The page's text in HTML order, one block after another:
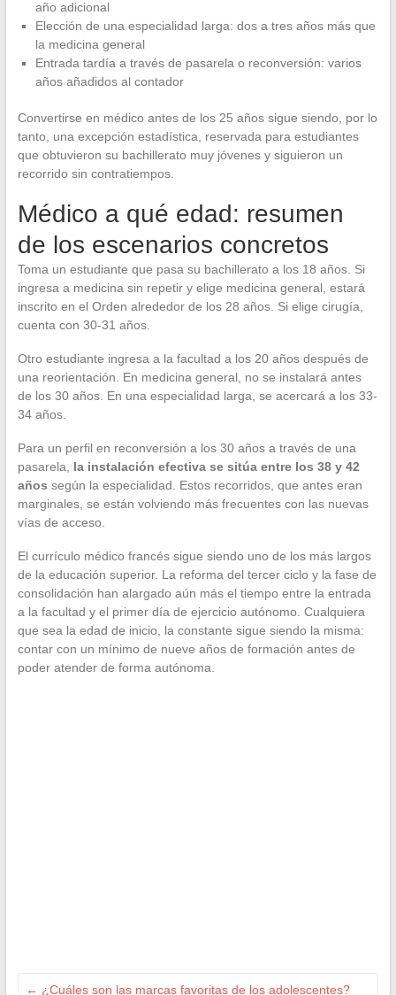
año adicional
Elección de una especialidad larga: dos a tres años más que
la medicina general
Entrada tardía a través de pasarela o reconversión: varios
años añadidos al contador
Convertirse en médico antes de los 25 años sigue siendo, por lo
tanto, una excepción estadística, reservada para estudiantes
que obtuvieron su bachillerato muy jóvenes y siguieron un
recorrido sin contratiempos.
Médico a qué edad: resumen
de los escenarios concretos
Toma un estudiante que pasa su bachillerato a los 18 años. Si
ingresa a medicina sin repetir y elige medicina general, estará
inscrito en el Orden alrededor de los 28 años. Si elige cirugía,
cuenta con 30-31 años.
Otro estudiante ingresa a la facultad a los 20 años después de
una reorientación. En medicina general, no se instalará antes
de los 30 años. En una especialidad larga, se acercará a los 33-
34 años.
Para un perfil en reconversión a los 30 años a través de una
pasarela, la instalación efectiva se sitúa entre los 38 y 42
años según la especialidad. Estos recorridos, que antes eran
marginales, se están volviendo más frecuentes con las nuevas
vías de acceso.
El currículo médico francés sigue siendo uno de los más largos
de la educación superior. La reforma del tercer ciclo y la fase de
consolidación han alargado aún más el tiempo entre la entrada
a la facultad y el primer día de ejercicio autónomo. Cualquiera
que sea la edad de inicio, la constante sigue siendo la misma:
contar con un mínimo de nueve años de formación antes de
poder atender de forma autónoma.
← ¿Cuáles son las marcas favoritas de los adolescentes?